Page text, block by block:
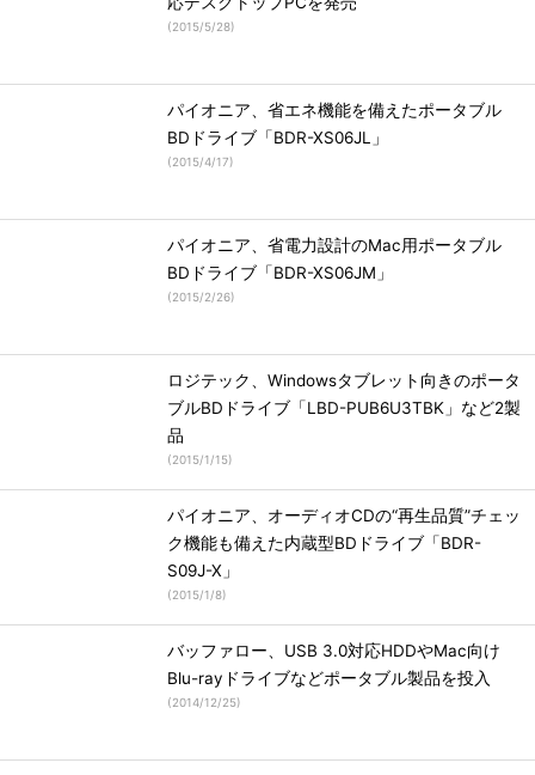
(2015/5/28)
パイオニア、省エネ機能を備えたポータブル
BDドライブ「BDR-XS06JL」
(2015/4/17)
パイオニア、省電力設計のMac用ポータブル
BDドライブ「BDR-XS06JM」
(2015/2/26)
ロジテック、Windowsタブレット向きのポータ
ブルBDドライブ「LBD-PUB6U3TBK」など2製
品
(2015/1/15)
パイオニア、オーディオCDの“再生品質”チェッ
ク機能も備えた内蔵型BDドライブ「BDR-
S09J-X」
(2015/1/8)
バッファロー、USB 3.0対応HDDやMac向け
Blu-rayドライブなどポータブル製品を投入
(2014/12/25)